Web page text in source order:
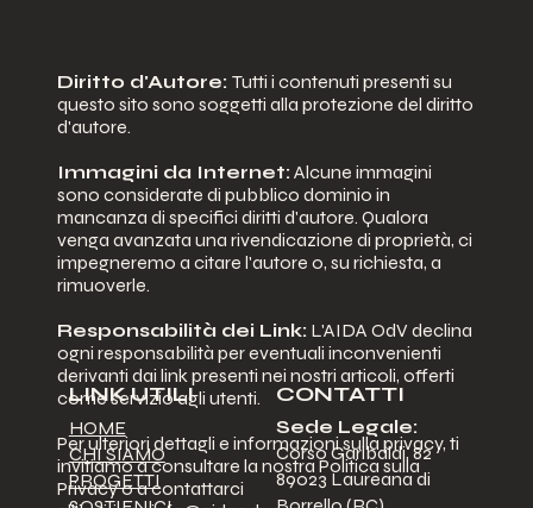
Sede Legale:
Corso Garibaldi, 82
89023 Laureana di
CONTATTI
Diritto d'Autore:Tutti i contenuti presenti su
questo sito sono soggetti alla protezione del diritto
d'autore.
Immagini da Internet: Alcune immagini
sono considerate di pubblico dominio in
mancanza di specifici diritti d'autore. Qualora
venga avanzata una rivendicazione di proprietà, ci
impegneremo a citare l'autore o, su richiesta, a
rimuoverle.
Responsabilità dei Link: L'AIDA OdV declina
ogni responsabilità per eventuali inconvenienti
derivanti dai link presenti nei nostri articoli, offerti
come servizio agli utenti.
Per ulteriori dettagli e informazioni sulla privacy, ti
invitiamo a consultare la nostra Politica sulla
Privacy o a contattarci
HOME
CHI SIAMO
PROGETTI
LINK UTILI